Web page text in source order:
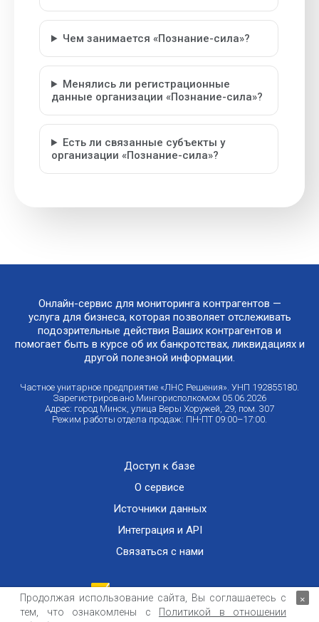
Чем занимается «Познание-сила»?
Менялись ли регистрационные
данные организации «Познание-сила»?
Есть ли связанные субъекты у
организации «Познание-сила»?
Онлайн-сервис для мониторинга контрагентов —
услуга для бизнеса, которая позволяет отслеживать
подозрительные действия Ваших контрагентов и
помогает быть в курсе об их банкротствах, ликвидациях и
другой полезной информации.
Частное унитарное предприятие «ЛНС Решения». УНП 192855180.
Зарегистрировано Мингорисполкомом 05.06.2026
Адрес: город Минск, улица Веры Хоружей, 29, пом. 307
Режим работы отдела продаж: ПН-ПТ 09:00–17:00.
Доступ к базе
О сервисе
Источники данных
Интеграция и API
Связаться с нами
Публичный договор оказания информационных услуг
ООО «Контемпорари» не несет ответственности за достоверность информации,
Продолжая использование сайта, Вы соглашаетесь с
тем, что ознакомлены с
Политикой в отношении
×